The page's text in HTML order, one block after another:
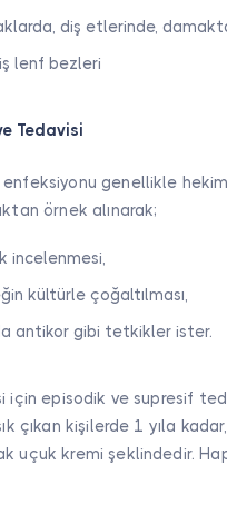
diş etlerinde,
lenf bezleri
Tedavisi
enfeksiyonu genellikle
örnek alınarak;
incelenmesi,
kültürle çoğaltılması,
antikor gibi tetkikler ister.
için episodik ve supresif
çıkan kişilerde 1 yıla
uçuk kremi şeklindedir.